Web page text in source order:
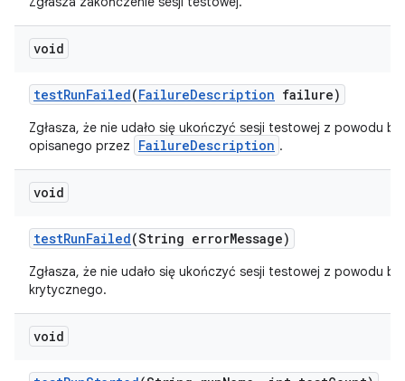
void
testRunFailed(FailureDescription failure)
Zgłasza, że nie udało się ukończyć sesji testowej z powodu
opisanego przez
FailureDescription .
void
testRunFailed(String errorMessage)
Zgłasza, że nie udało się ukończyć sesji testowej z powodu
krytycznego.
void